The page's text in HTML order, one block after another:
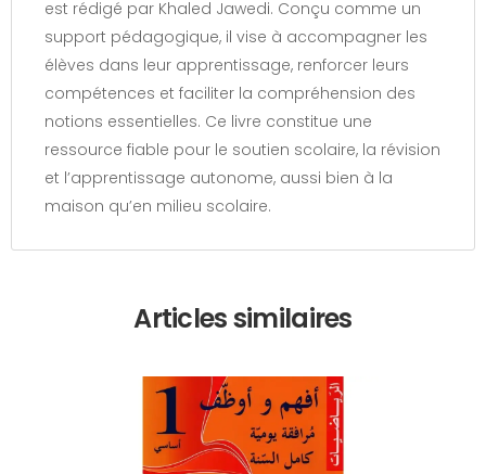
est rédigé par Khaled Jawedi. Conçu comme un
support pédagogique, il vise à accompagner les
élèves dans leur apprentissage, renforcer leurs
compétences et faciliter la compréhension des
notions essentielles. Ce livre constitue une
ressource fiable pour le soutien scolaire, la révision
et l’apprentissage autonome, aussi bien à la
maison qu’en milieu scolaire.
Articles similaires